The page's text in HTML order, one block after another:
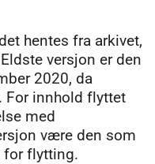
hentes fra arkivet,
versjon er den
2020, da
For innhold flyttet
med
være den som
for flytting.